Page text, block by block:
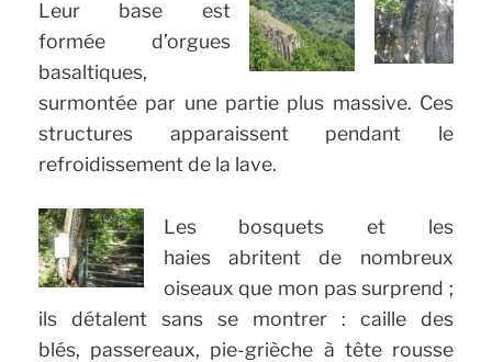
Leur base est
formée d’orgues
basaltiques,
surmontée par une partie plus massive. Ces
structures apparaissent pendant le
refroidissement de la lave.
Les bosquets et les
haies abritent de nombreux
oiseaux que mon pas surprend ;
ils détalent sans se montrer : caille des
blés, passereaux, pie-grièche à tête rousse